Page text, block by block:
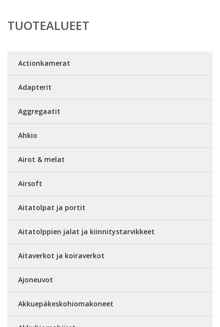
TUOTEALUEET
Actionkamerat
Adapterit
Aggregaatit
Ahkio
Airot & melat
Airsoft
Aitatolpat ja portit
Aitatolppien jalat ja kiinnitystarvikkeet
Aitaverkot ja koiraverkot
Ajoneuvot
Akkuepäkeskohiomakoneet